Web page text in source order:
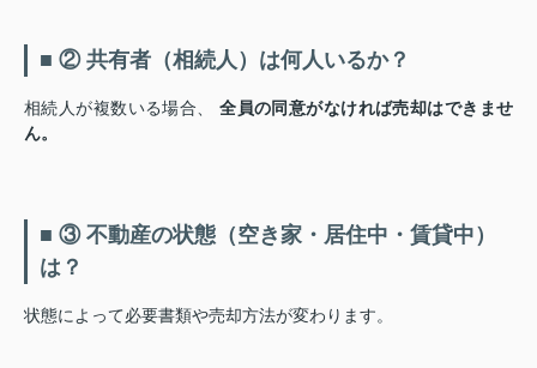
■ ② 共有者（相続人）は何人いるか？
相続人が複数いる場合、全員の同意がなければ売却はできませ
ん。
■ ③ 不動産の状態（空き家・居住中・賃貸中）
は？
状態によって必要書類や売却方法が変わります。